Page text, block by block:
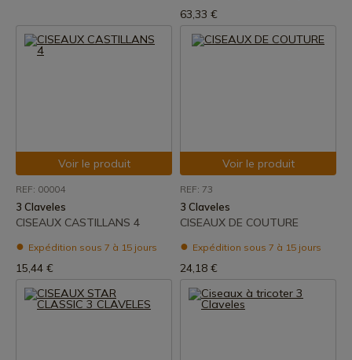
63,33 €
Voir le produit
REF: 00004
3 Claveles
CISEAUX CASTILLANS 4
Expédition sous 7 à 15 jours
15,44 €
Voir le produit
REF: 73
3 Claveles
CISEAUX DE COUTURE
Expédition sous 7 à 15 jours
24,18 €